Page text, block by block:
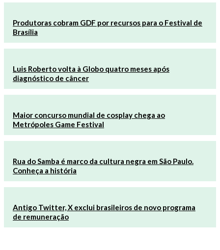
Produtoras cobram GDF por recursos para o Festival de
Brasília
Luis Roberto volta à Globo quatro meses após
diagnóstico de câncer
Maior concurso mundial de cosplay chega ao
Metrópoles Game Festival
Rua do Samba é marco da cultura negra em São Paulo.
Conheça a história
Antigo Twitter, X exclui brasileiros de novo programa
de remuneração